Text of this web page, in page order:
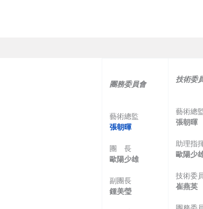
團務委員會
藝術總監
張朝暉
團 長
歐陽少雄
副團長
鍾美瑩
技術委
藝術總
張朝暉
助理指
歐陽少
技術委
崔燕英